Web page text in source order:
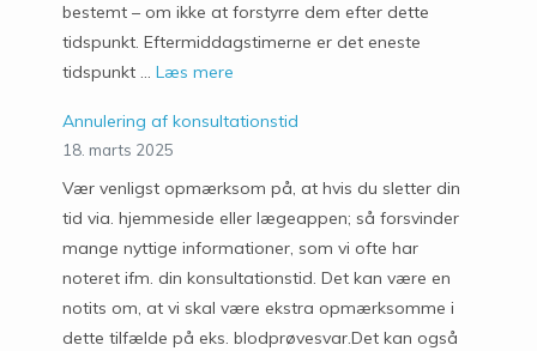
bestemt – om ikke at forstyrre dem efter dette
tidspunkt. Eftermiddagstimerne er det eneste
tidspunkt … Læs mere
Annulering af konsultationstid
18. marts 2025
Vær venligst opmærksom på, at hvis du sletter din
tid via. hjemmeside eller lægeappen; så forsvinder
mange nyttige informationer, som vi ofte har
noteret ifm. din konsultationstid. Det kan være en
notits om, at vi skal være ekstra opmærksomme i
dette tilfælde på eks. blodprøvesvar.Det kan også